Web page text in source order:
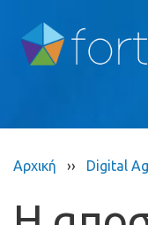
Αρχική ›› Digital